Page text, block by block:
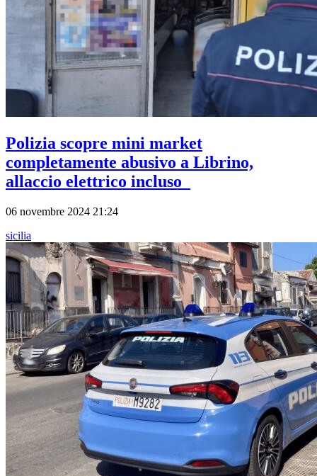
Polizia scopre mini market
completamente abusivo a Librino,
allaccio elettrico incluso
06 novembre 2024 21:24
sicilia